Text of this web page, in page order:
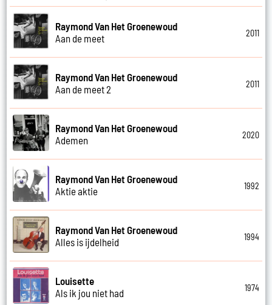
Raymond Van Het Groenewoud
Aan de meet
2011
Raymond Van Het Groenewoud
Aan de meet 2
2011
Raymond Van Het Groenewoud
Ademen
2020
Raymond Van Het Groenewoud
Aktie aktie
1992
Raymond Van Het Groenewoud
Alles is ijdelheid
1994
Louisette
Als ik jou niet had
1974